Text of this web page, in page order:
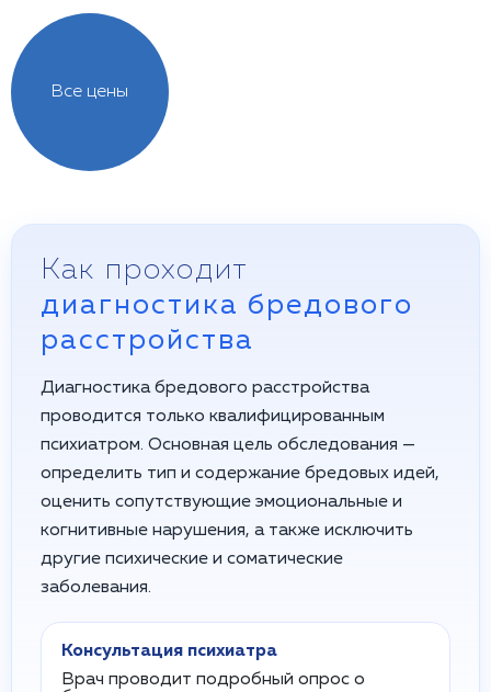
Все цены
Как проходит
диагностика бредового
расстройства
Диагностика бредового расстройства
проводится только квалифицированным
психиатром. Основная цель обследования —
определить тип и содержание бредовых идей,
оценить сопутствующие эмоциональные и
когнитивные нарушения, а также исключить
другие психические и соматические
заболевания.
Консультация психиатра
Врач проводит подробный опрос о